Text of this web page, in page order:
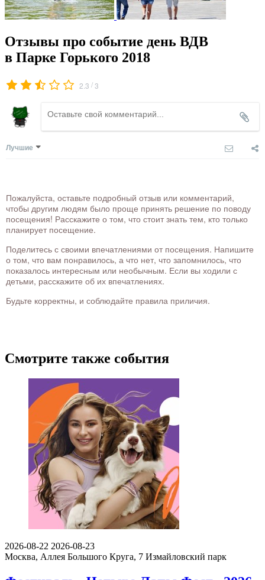
Отзывы про событие день ВДВ
в Парке Горького 2018
2.3 /3
Лучшие
Пожалуйста, оставьте подробный отзыв или комментарий,
чтобы другим людям было проще принять решение по поводу
посещения! Расскажите о том, что стоит знать тем, кто только
планирует посещение.
Поделитесь с своими впечатлениями от посещения. Напишите
о том, что вам понравилось, а что нет, что запомнилось, что
показалось интересным или необычным. Если вы ходили с
детьми, расскажите об их впечатлениях.
Будьте корректны, и соблюдайте правила приличия.
Смотрите также события
2026-08-22 2026-08-23
Москва, Аллея Большого Круга, 7 Измайловский парк